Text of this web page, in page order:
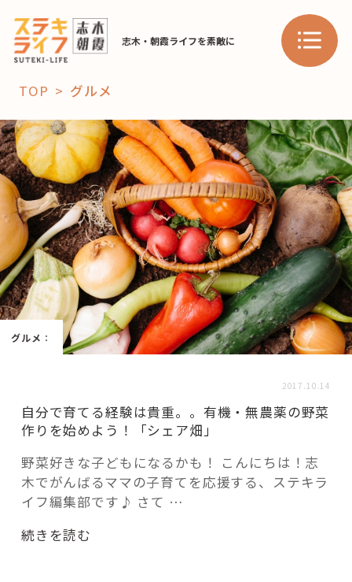
志木・朝霞ライフを素敵に
「コト」
子育て
暮らし
おすすめ
スポット 学び・教育
「場」
HAREL HAREL
活用事例
「モノ」
fleXe リノベ事例
「ひと」
TOP グルメ
グルメ ：
2017.10.14
自分で育てる経験は貴重。。有機・無農薬の野菜
作りを始めよう！「シェア畑」
野菜好きな子どもになるかも！ こんにちは！志
木でがんばるママの子育てを応援する、ステキラ
イフ編集部です♪ さて …
“自
続きを読む